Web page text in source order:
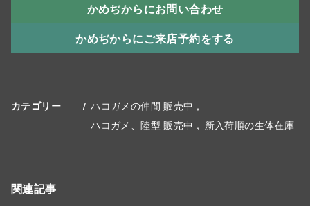
かめぢからにお問い合わせ
かめぢからにご来店予約をする
カテゴリー
ハコガメの仲間 販売中
ハコガメ、陸型 販売中
新入荷順の生体在庫
関連記事